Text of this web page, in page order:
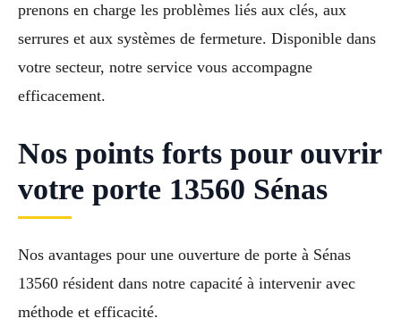
prenons en charge les problèmes liés aux clés, aux
serrures et aux systèmes de fermeture. Disponible dans
votre secteur, notre service vous accompagne
efficacement.
Nos points forts pour ouvrir
votre porte 13560 Sénas
Nos avantages pour une ouverture de porte à Sénas
13560 résident dans notre capacité à intervenir avec
méthode et efficacité.